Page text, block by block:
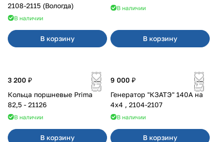
2108-2115 (Вологда)
В наличии
В корзину
В наличии
В корзину
3 200 ₽
Кольца поршневые Prima
82,5 - 21126
В наличии
В корзину
9 000 ₽
Генератор "КЗАТЭ" 140А на
4x4 , 2104-2107
В наличии
В корзину